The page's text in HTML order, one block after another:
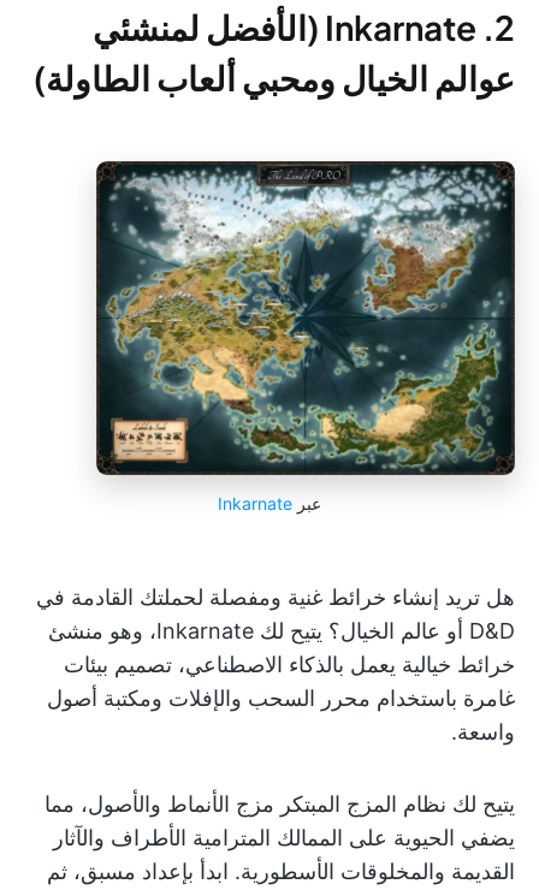
2. Inkarnate (الأفضل لمنشئي
عوالم الخيال ومحبي ألعاب الطاولة)
عبر Inkarnate
هل تريد إنشاء خرائط غنية ومفصلة لحملتك القادمة في
D&D أو عالم الخيال؟ يتيح لك Inkarnate، وهو منشئ
خرائط خيالية يعمل بالذكاء الاصطناعي، تصميم بيئات
غامرة باستخدام محرر السحب والإفلات ومكتبة أصول
واسعة.
يتيح لك نظام المزج المبتكر مزج الأنماط والأصول، مما
يضفي الحيوية على الممالك المترامية الأطراف والآثار
القديمة والمخلوقات الأسطورية. ابدأ بإعداد مسبق، ثم